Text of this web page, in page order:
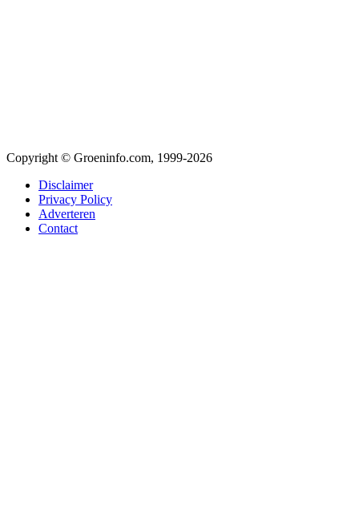
Copyright © Groeninfo.com, 1999-2026
Disclaimer
Privacy Policy
Adverteren
Contact